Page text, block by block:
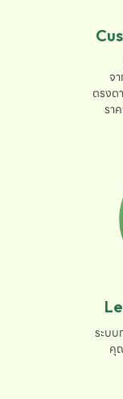
จ
ตรงต
รา
ระบ
คุ